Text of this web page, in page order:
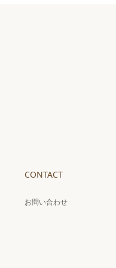
CONTACT
お問い合わせ